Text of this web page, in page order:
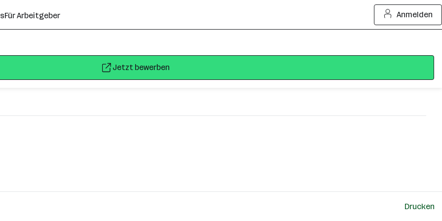
Für Arbeitgeber Anmelden
Jetzt bewerben
Drucken